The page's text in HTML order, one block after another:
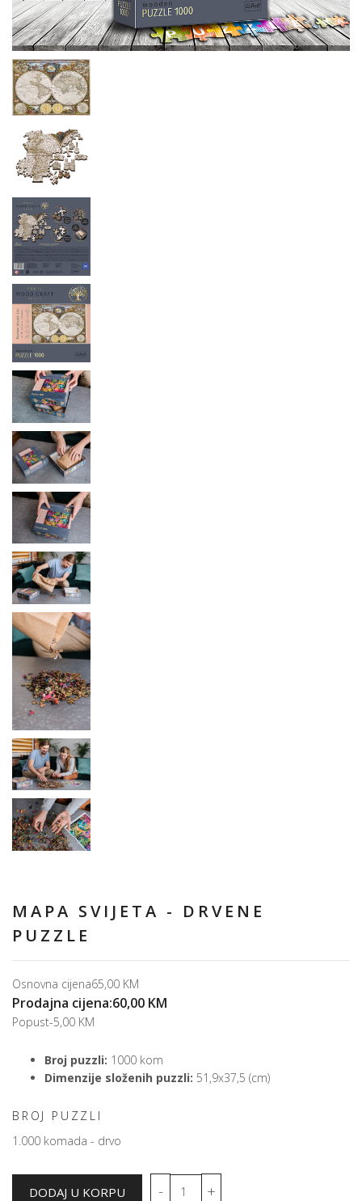
MAPA SVIJETA - DRVENE
PUZZLE
Osnovna cijena65,00 KM
Prodajna cijena:60,00 KM
Popust-5,00 KM
Broj puzzli: 1000 kom
Dimenzije složenih puzzli: 51,9x37,5 (cm)
BROJ PUZZLI
1.000 komada - drvo